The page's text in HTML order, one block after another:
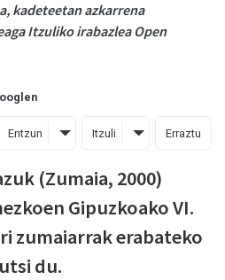
kadeteetan azkarrena
Itzuliko irabazlea Open
Entzun Itzuli Erraztu
(Zumaia, 2000)
Gipuzkoako VI.
zumaiarrak erabateko
du.